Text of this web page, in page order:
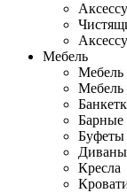
Мебель
Мебель
Мебель
Барные
Буфеты
Диваны
Кресла